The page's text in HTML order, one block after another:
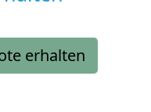
erhalten